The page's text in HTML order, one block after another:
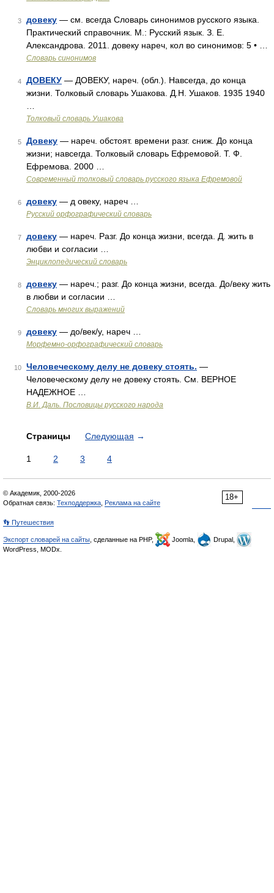
3 довеку — см. всегда Словарь синонимов русского языка.
Практический справочник. М.: Русский язык. З. Е.
Александрова. 2011. довеку нареч, кол во синонимов: 5 • …
Словарь синонимов
4 ДОВЕКУ — ДОВЕКУ, нареч. (обл.). Навсегда, до конца
жизни. Толковый словарь Ушакова. Д.Н. Ушаков. 1935 1940
Толковый словарь Ушакова
5 Довеку — нареч. обстоят. времени разг. сниж. До конца
жизни; навсегда. Толковый словарь Ефремовой. Т. Ф.
Ефремова. 2000 …
Современный толковый словарь русского языка Ефремовой
6 довеку — д овеку, нареч …
Русский орфографический словарь
7 довеку — нареч. Разг. До конца жизни, всегда. Д. жить в
любви и согласии …
Энциклопедический словарь
8 довеку — нареч.; разг. До конца жизни, всегда. До/веку жить
в любви и согласии …
Словарь многих выражений
9 довеку — до/век/у, нареч …
Морфемно-орфографический словарь
10 Человеческому делу не довеку стоять. —
Человеческому делу не довеку стоять. См. ВЕРНОЕ
НАДЕЖНОЕ …
В.И. Даль. Пословицы русского народа
Страницы Следующая →
1 2 3 4
18+
© Академик, 2000-2026
Обратная связь: Техподдержка Реклама на сайте
👣 Путешествия
Экспорт словарей на сайты , сделанные на PHP, Joomla,
Drupal,
WordPress, MODx.